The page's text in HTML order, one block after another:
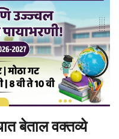
बेताल वक्तव्ये